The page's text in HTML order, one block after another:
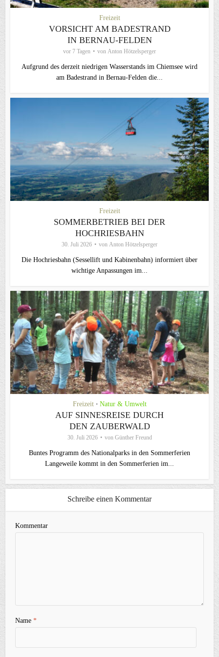
Freizeit
VORSICHT AM BADESTRAND
IN BERNAU-FELDEN
vor 7 Tagen von Anton Hötzelsperger
Aufgrund des derzeit niedrigen Wasserstands im Chiemsee wird
am Badestrand in Bernau-Felden die...
Freizeit
SOMMERBETRIEB BEI DER
HOCHRIESBAHN
30. Juli 2026 von Anton Hötzelsperger
Die Hochriesbahn (Sessellift und Kabinenbahn) informiert über
wichtige Anpassungen im...
Freizeit • Natur & Umwelt
AUF SINNESREISE DURCH
DEN ZAUBERWALD
30. Juli 2026 von Günther Freund
Buntes Programm des Nationalparks in den Sommerferien
Langeweile kommt in den Sommerferien im...
Schreibe einen Kommentar
Kommentar
Name*